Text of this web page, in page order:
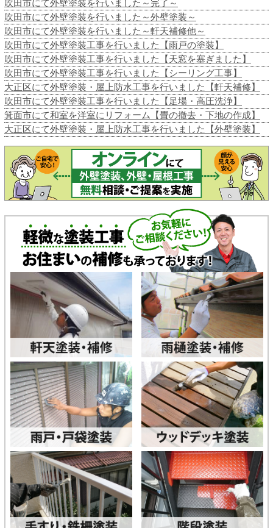
吹田市にて外壁塗装を行いました～完了～
吹田市にて外壁塗装を行いました～外壁塗装～
吹田市にて外壁塗装を行いました～軒天補修他～
吹田市にて外壁塗装工事を行いました【雨戸の塗装】
吹田市にて外壁塗装工事を行いました【天窓を塞ぎました】
吹田市にて外壁塗装工事を行いました【シーリング工事】
大正区にて外壁塗装・屋上防水工事を行いました【軒天補修】
吹田市にて外壁塗装工事を行いました【足場・高圧洗浄】
箕面市にて和室を洋室にリフォーム【畳の撤去・下地の作成】
大正区にて外壁塗装・屋上防水工事を行いました【外壁塗装】